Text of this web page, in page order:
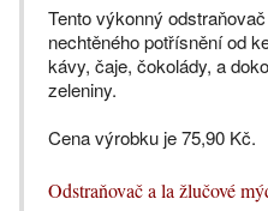
Tento výkonný
nechtěného potřísnění od
kávy, čaje, čokolády, a
zeleniny.
Cena výrobku je 75,90 Kč.
Odstraňovač a la žlučové